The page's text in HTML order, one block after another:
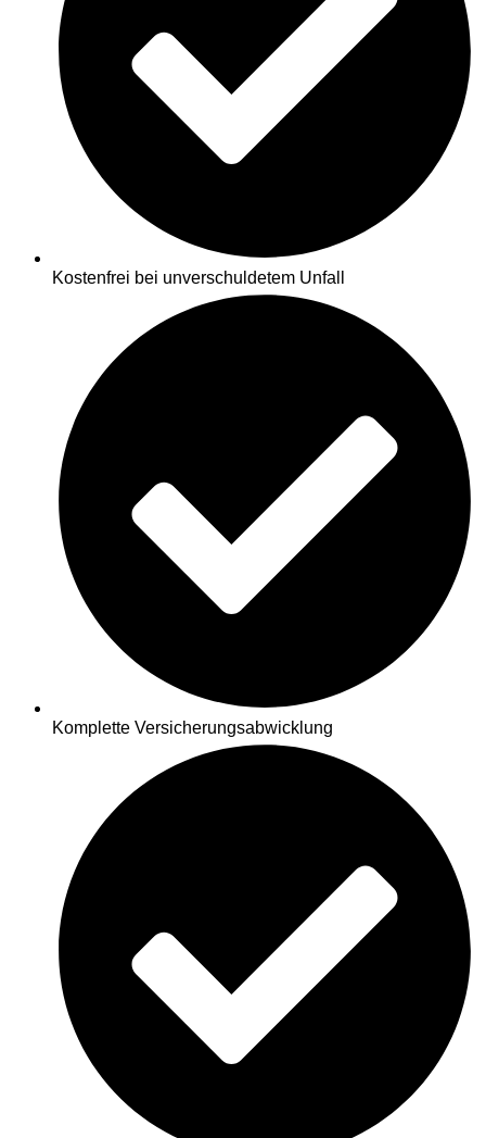
Kostenfrei bei unverschuldetem Unfall
Komplette Versicherungsabwicklung